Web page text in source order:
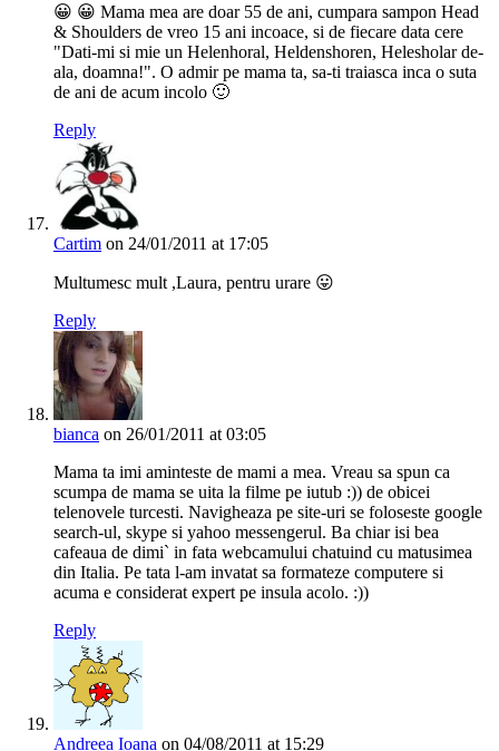
😀 😀 Mama mea are doar 55 de ani, cumpara sampon Head
& Shoulders de vreo 15 ani incoace, si de fiecare data cere
"Dati-mi si mie un Helenhoral, Heldenshoren, Helesholar de-
ala, doamna!". O admir pe mama ta, sa-ti traiasca inca o suta
de ani de acum incolo 🙂
Reply
Cartim on 24/01/2011 at 17:05
Multumesc mult ,Laura, pentru urare 😛
Reply
bianca on 26/01/2011 at 03:05
Mama ta imi aminteste de mami a mea. Vreau sa spun ca
scumpa de mama se uita la filme pe iutub :)) de obicei
telenovele turcesti. Navigheaza pe site-uri se foloseste google
search-ul, skype si yahoo messengerul. Ba chiar isi bea
cafeaua de dimi` in fata webcamului chatuind cu matusimea
din Italia. Pe tata l-am invatat sa formateze computere si
acuma e considerat expert pe insula acolo. :))
Reply
Andreea Ioana on 04/08/2011 at 15:29